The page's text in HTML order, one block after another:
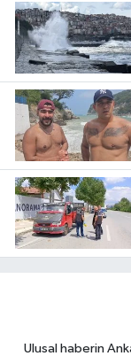
Ulusal haberin